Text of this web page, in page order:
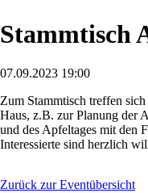
Stammtisch
07.09.2023 19:00
Zum Stammtisch treffen
Haus, z.B. zur Planung der
und des Apfeltages mit den
Interessierte sind herzlich
Zurück zur Eventübersicht